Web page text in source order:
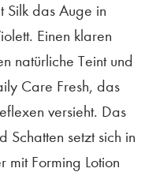
Silk das Auge in
Einen klaren
natürliche Teint und
Care Fresh, das
versieht. Das
Schatten setzt sich in
Forming Lotion